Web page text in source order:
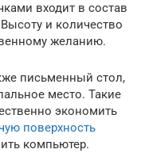
входит в состав
и количество
желанию.
письменный стол,
место. Такие
экономить
поверхность
компьютер.